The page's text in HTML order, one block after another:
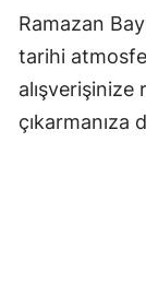
Ramazan
tarihi
alışverişinize
çıkarmanıza